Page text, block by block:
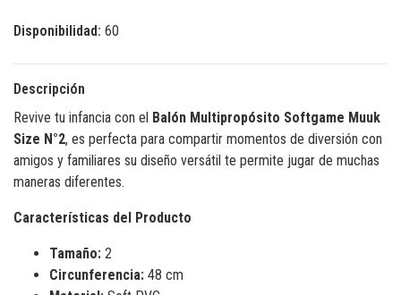
Disponibilidad: 60
Descripción
Revive tu infancia con el Balón Multipropósito Softgame Muuk
Size N°2, es perfecta para compartir momentos de diversión con
amigos y familiares su diseño versátil te permite jugar de muchas
maneras diferentes.
Características del Producto
Tamaño: 2
Circunferencia: 48 cm